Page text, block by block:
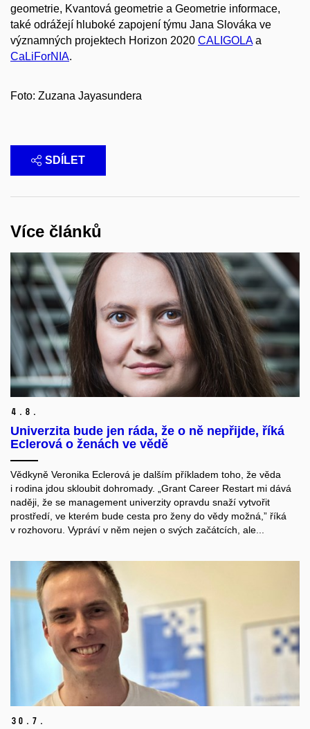
geometrie, Kvantová geometrie a Geometrie informace,
také odrážejí hluboké zapojení týmu Jana Slováka ve
významných projektech Horizon 2020 CALIGOLAa
CaLiForNIA.
Foto: Zuzana Jayasundera
SDÍLET
Více článků
4. 8.
Univerzita bude jen ráda, že o ně nepřijde, říká
Eclerová o ženách ve vědě
Vědkyně Veronika Eclerová je dalším příkladem toho, že věda
i rodina jdou skloubit dohromady. „Grant Career Restart mi dává
naději, že se management univerzity opravdu snaží vytvořit
prostředí, ve kterém bude cesta pro ženy do vědy možná,” říká
v rozhovoru. Vypráví v něm nejen o svých začátcích, ale...
30. 7.